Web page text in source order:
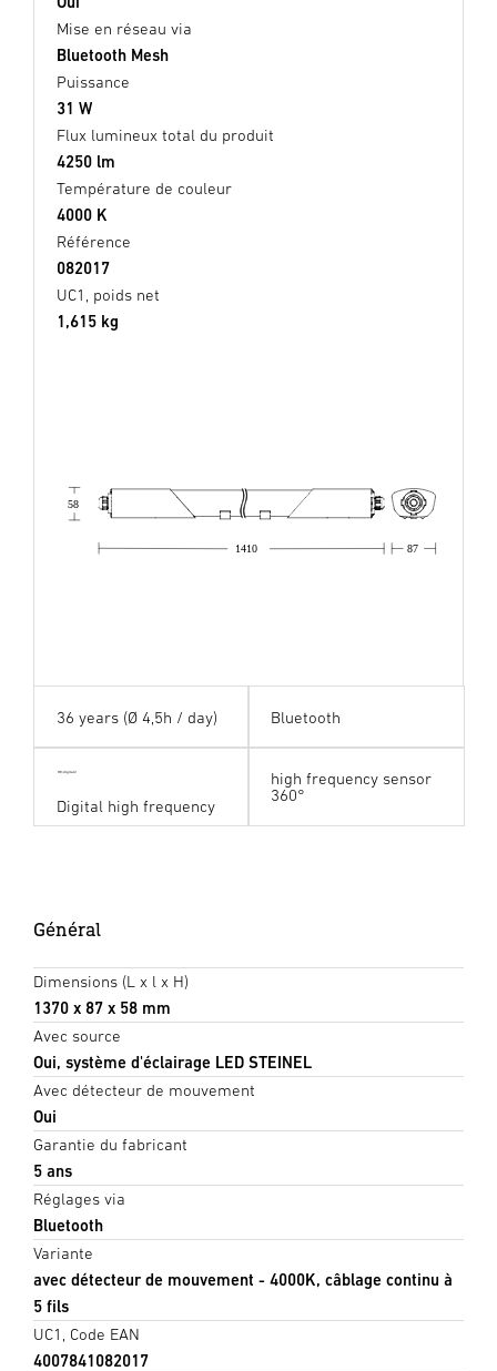
Mise en réseau via
Bluetooth Mesh
Puissance
31 W
Flux lumineux total du produit
4250 lm
Température de couleur
4000 K
Référence
082017
UC1, poids net
1,615 kg
87
1410
58
36 years (Ø 4,5h / day) Bluetooth
HF digital24
Digital high frequency
high frequency sensor
360°
Général
Dimensions (L x l x H)
1370 x 87 x 58 mm
Avec source
Oui, système d'éclairage LED STEINEL
Avec détecteur de mouvement
Oui
Garantie du fabricant
5 ans
Réglages via
Bluetooth
Variante
avec détecteur de mouvement - 4000K, câblage continu à
5 fils
UC1, Code EAN
4007841082017